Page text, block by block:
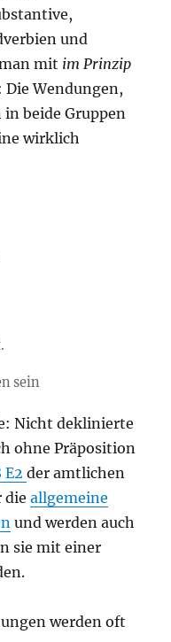
und
mit im Prinzip
Wendungen,
beide Gruppen
wirklich
sein
Nicht deklinierte
ohne Präposition
E2der amtlichen
dieallgemeine
und werden auch
sie mit einer
werden oft